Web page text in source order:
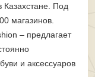
Казахстане. Под
магазинов.
– предлагает
и аксессуаров